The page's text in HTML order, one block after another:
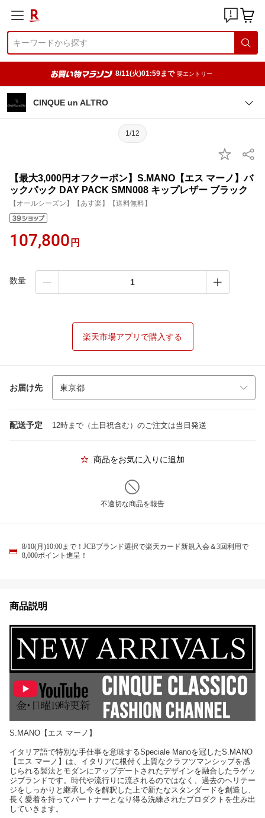
8/11(火)01:59まで 要エントリー
CINQUE un ALTRO
1/12
【最大3,000円オフクーポン】S.MANO【エス マーノ】バ
ックパック DAY PACK SMN008 キップレザー ブラック
【オールシーズン】【あす楽】【送料無料】
107,800 円
数量
楽天市場アプリで購入する
お届け先
配送予定 12時まで（土日祝含む）のご注文は当日発送
商品をお気に入りに追加
不適切な商品を報告
8/10(月)10:00まで！JCBブランド選択で楽天カード新規入会＆3回利用で
8,000ポイント進呈！
商品説明
S.MANO【エス マーノ】
イタリア語で特別な手仕事を意味するSpeciale Manoを冠したS.MANO
【エス マーノ】は、イタリアに根付く上質なクラフツマンシップを感
じられる製法とモダンにアップデートされたデザインを融合したラゲッ
ジブランドです。時代や流行りに流されるのではなく、過去のヘリテー
ジをしっかりと継承し今を解釈した上で新たなスタンダードを創造し、
長く愛着を持ってパートナーとなり得る洗練されたプロダクトを生み出
していきます。